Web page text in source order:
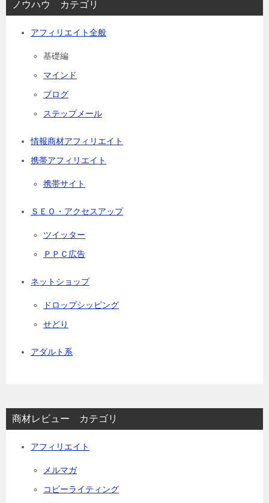
ノウハウ カテゴリ
アフィリエイト全般
基礎編
マインド
ブログ
ステップメール
情報商材アフィリエイト
携帯アフィリエイト
携帯サイト
ＳＥＯ・アクセスアップ
ツイッター
ＰＰＣ広告
ネットショップ
ドロップシッピング
せどり
アダルト系
商材レビュー カテゴリ
アフィリエイト
メルマガ
コピーライティング